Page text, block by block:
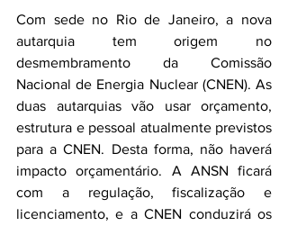
Com sede no Rio de Janeiro, a nova
autarquia tem origem no
desmembramento da Comissão
Nacional de Energia Nuclear (CNEN). As
duas autarquias vão usar orçamento,
estrutura e pessoal atualmente previstos
para a CNEN. Desta forma, não haverá
impacto orçamentário. A ANSN ficará
com a regulação, fiscalização e
licenciamento, e a CNEN conduzirá os